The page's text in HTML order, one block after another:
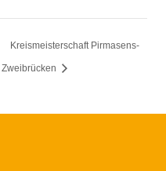
Kreismeisterschaft Pirmasens-
Zweibrücken